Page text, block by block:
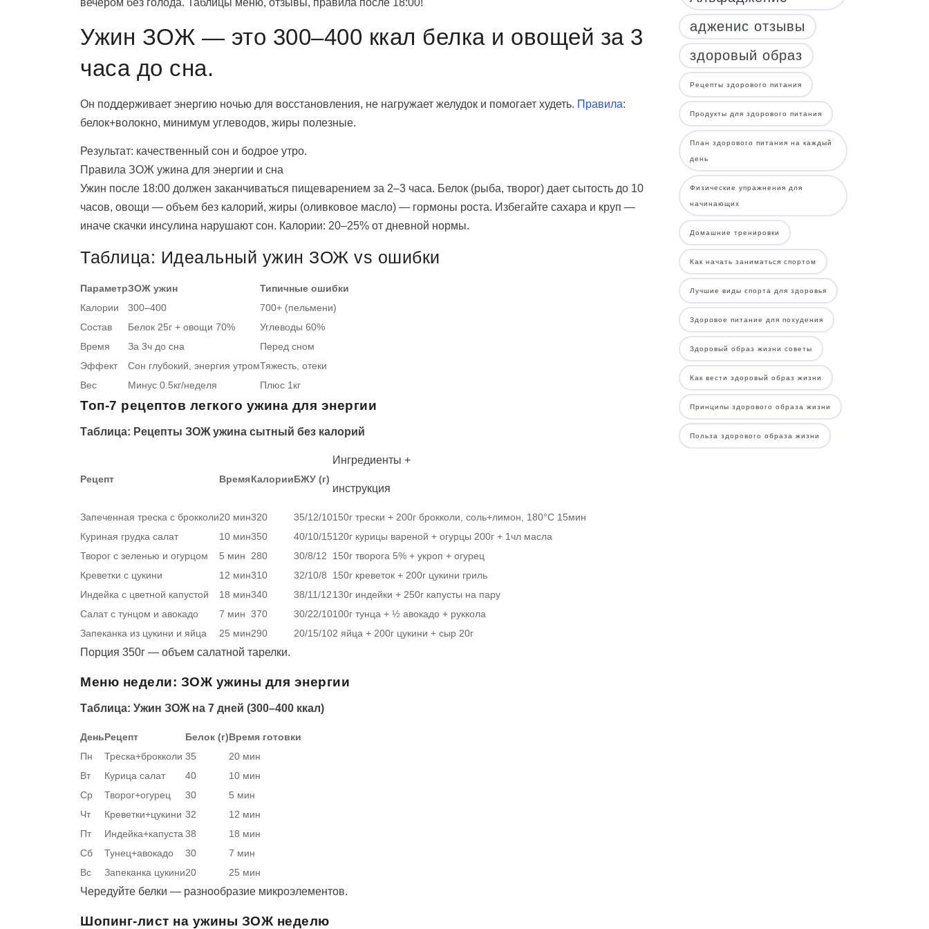
вечером без голода. Таблицы меню, отзывы, правила после 18:00!
Ужин ЗОЖ — это 300–400 ккал белка и овощей за 3
часа до сна.
Он поддерживает энергию ночью для восстановления, не нагружает желудок и помогает худеть. Правила:
белок+волокно, минимум углеводов, жиры полезные.
Результат: качественный сон и бодрое утро.
Правила ЗОЖ ужина для энергии и сна
Ужин после 18:00 должен заканчиваться пищеварением за 2–3 часа. Белок (рыба, творог) дает сытость до 10
часов, овощи — объем без калорий, жиры (оливковое масло) — гормоны роста. Избегайте сахара и круп —
иначе скачки инсулина нарушают сон. Калории: 20–25% от дневной нормы.
Таблица: Идеальный ужин ЗОЖ vs ошибки
ПараметрЗОЖ ужин
Типичные ошибки
Калории
300–400
700+ (пельмени)
Состав
Белок 25г + овощи 70%
Углеводы 60%
Время
За 3ч до сна
Перед сном
Эффект
Сон глубокий, энергия утромТяжесть, отеки
Вес
Минус 0.5кг/неделя Плюс 1кг
Топ-7 рецептов легкого ужина для энергии
Таблица: Рецепты ЗОЖ ужина сытный без калорий
Рецепт ВремяКалорииБЖУ (г)
Ингредиенты +
инструкция
Запеченная треска с брокколи20 мин320 35/12/10150г трески + 200г брокколи, соль+лимон, 180°C 15мин
Куриная грудка салат
10 мин350 40/10/15120г курицы вареной + огурцы 200г + 1чл масла
Творог с зеленью и огурцом
5 мин 280 30/8/12
150г творога 5% + укроп + огурец
Креветки с цукини
12 мин310 32/10/8
150г креветок + 200г цукини гриль
Индейка с цветной капустой
18 мин340 38/11/12130г индейки + 250г капусты на пару
Салат с тунцом и авокадо
7 мин 370 30/22/10100г тунца + ½ авокадо + руккола
Запеканка из цукини и яйца
25 мин290 20/15/102 яйца + 200г цукини + сыр 20г
Порция 350г — объем салатной тарелки.
Меню недели: ЗОЖ ужины для энергии
Таблица: Ужин ЗОЖ на 7 дней (300–400 ккал)
ДеньРецепт Белок (г)Время готовки
Пн
Треска+брокколи 35
20 мин
Вт
Курица салат 40
10 мин
Ср
Творог+огурец 30
5 мин
Чт
Креветки+цукини 32
12 мин
Пт
Индейка+капуста38
18 мин
Сб
Тунец+авокадо 30
7 мин
Вс
Запеканка цукини20 25 мин
Чередуйте белки — разнообразие микроэлементов.
Шопинг-лист на ужины ЗОЖ неделю
адженис отзывы
здоровый образ
Рецепты здорового питания
Продукты для здорового питания
План здорового питания на каждый
день
Физические упражнения для
начинающих
Домашние тренировки
Как начать заниматься спортом
Лучшие виды спорта для здоровья
Здоровое питание для похудения
Здоровый образ жизни советы
Как вести здоровый образ жизни
Принципы здорового образа жизни
Польза здорового образа жизни